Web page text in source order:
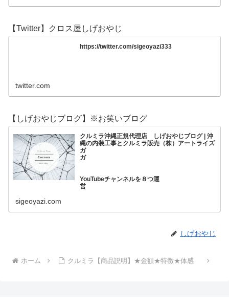
【Twitter】クロス屋しげおやじ
https://twitter.com/sigeoyazi333
twitter.com
【しげおやじブログ】※お笑いブログ
クルミラ沖縄正規代理店 しげおやじブログ | 沖
縄の内装工事とクルミラ販売（株）アートライズ
ガ
ガ
YouTubeチャンネルを８つ運
営
sigeoyazi.com
しげおやじ
ホーム クルミラ【商品説明】★金額★特徴★体感